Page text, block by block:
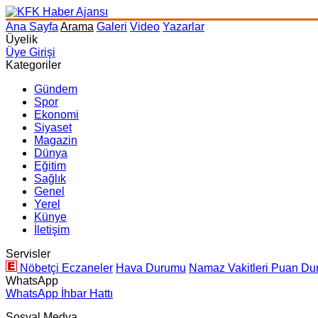
Ana Sayfa Arama Galeri Video Yazarlar
Üyelik
Üye Girişi
Kategoriler
Gündem
Spor
Ekonomi
Siyaset
Magazin
Dünya
Eğitim
Sağlık
Genel
Yerel
Künye
İletişim
Servisler
Nöbetçi Eczaneler Hava Durumu Namaz Vakitleri Puan
WhatsApp
WhatsApp İhbar Hattı